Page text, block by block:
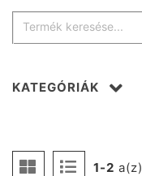
1-2 a(z)
KATEGÓRIÁK